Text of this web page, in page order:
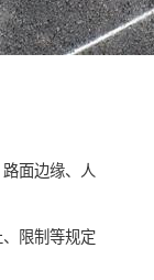
面边缘、人
限制等规定